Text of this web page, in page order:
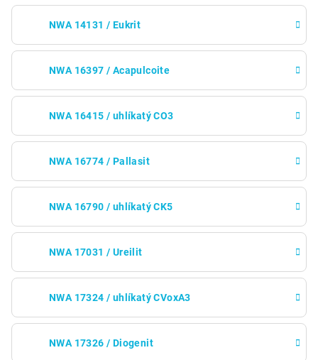
NWA 14131 / Eukrit
NWA 16397 / Acapulcoite
NWA 16415 / uhlíkatý CO3
NWA 16774 / Pallasit
NWA 16790 / uhlíkatý CK5
NWA 17031 / Ureilit
NWA 17324 / uhlíkatý CVoxA3
NWA 17326 / Diogenit